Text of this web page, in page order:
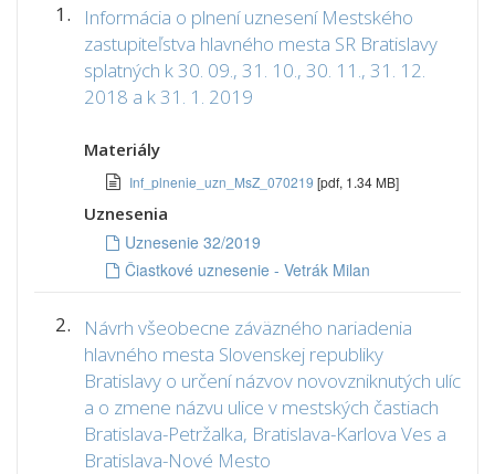
1.
Informácia o plnení uznesení Mestského
zastupiteľstva hlavného mesta SR Bratislavy
splatných k 30. 09., 31. 10., 30. 11., 31. 12.
2018 a k 31. 1. 2019
Materiály
Inf_plnenie_uzn_MsZ_070219 [pdf, 1.34 MB]
Uznesenia
Uznesenie 32/2019
Čiastkové uznesenie - Vetrák Milan
2.
Návrh všeobecne záväzného nariadenia
hlavného mesta Slovenskej republiky
Bratislavy o určení názvov novovzniknutých ulíc
a o zmene názvu ulice v mestských častiach
Bratislava-Petržalka, Bratislava-Karlova Ves a
Bratislava-Nové Mesto